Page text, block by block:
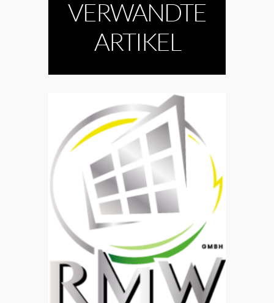
VERWANDTE
ARTIKEL